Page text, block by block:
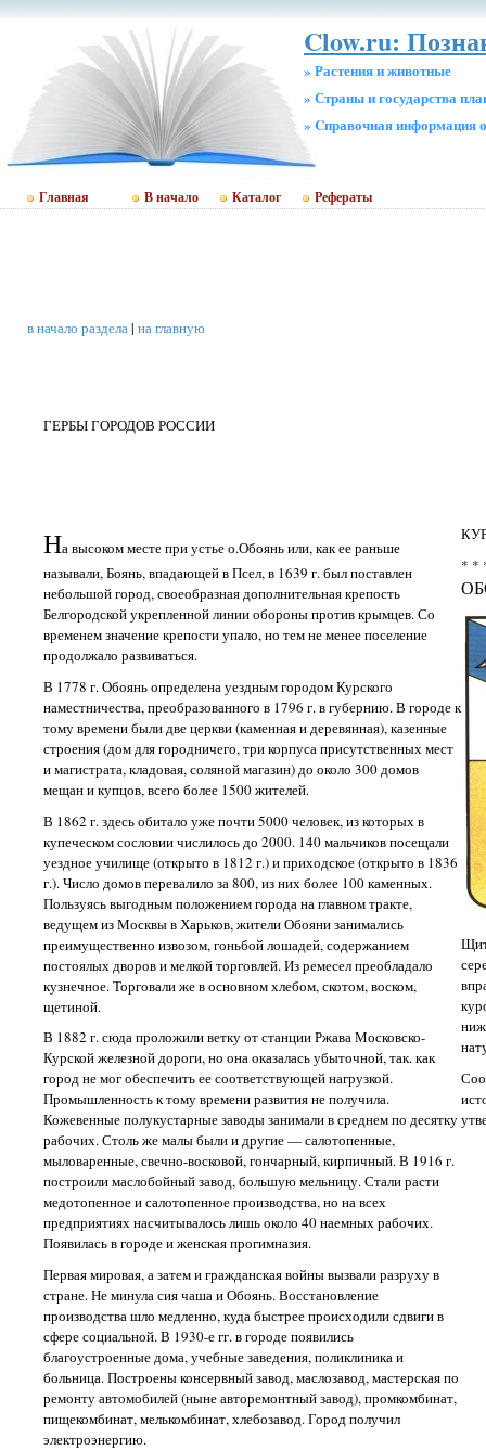
Clow.ru:
» Растения и животные
» Страны и государства
» Cправочная информация
Главная В начало Каталог Рефераты
в начало раздела| на главную
ГЕРБЫ ГОРОДОВ РОССИИ
На высоком месте при устье о.Обоянь или, как ее раньше
называли, Боянь, впадающей в Псел, в 1639 г. был поставлен
небольшой город, своеобразная дополнительная крепость
Белгородской укрепленной линии обороны против крымцев. Со
временем значение крепости упало, но тем не менее поселение
продолжало развиваться.
В 1778 г. Обоянь определена уездным городом Курского
наместничества, преобразованного в 1796 г. в губернию. В городе к
тому времени были две церкви (каменная и деревянная), казенные
строения (дом для городничего, три корпуса присутственных мест
и магистрата, кладовая, соляной магазин) до около 300 домов
мещан и купцов, всего более 1500 жителей.
В 1862 г. здесь обитало уже почти 5000 человек, из которых в
купеческом сословии числилось до 2000. 140 мальчиков посещали
уездное училище (открыто в 1812 г.) и приходское (открыто в 1836
г.). Число домов перевалило за 800, из них более 100 каменных.
Пользуясь выгодным положением города на главном тракте,
ведущем из Москвы в Харьков, жители Обояни занимались
преимущественно извозом, гоньбой лошадей, содержанием
постоялых дворов и мелкой торговлей. Из ремесел преобладало
кузнечное. Торговали же в основном хлебом, скотом, воском,
щетиной.
В 1882 г. сюда проложили ветку от станции Ржава Московско-
Курской железной дороги, но она оказалась убыточной, так. как
город не мог обеспечить ее соответствующей нагрузкой.
Промышленность к тому времени развития не получила.
Кожевенные полукустарные заводы занимали в среднем по десятку
рабочих. Столь же малы были и другие — салотопенные,
мыловаренные, свечно-восковой, гончарный, кирпичный. В 1916 г.
построили маслобойный завод, большую мельницу. Стали расти
медотопенное и салотопенное производства, но на всех
предприятиях насчитывалось лишь около 40 наемных рабочих.
Появилась в городе и женская прогимназия.
Первая мировая, а затем и гражданская войны вызвали разруху в
стране. Не минула сия чаша и Обоянь. Восстановление
производства шло медленно, куда быстрее происходили сдвиги в
сфере социальной. В 1930-е гг. в городе появились
благоустроенные дома, учебные заведения, поликлиника и
больница. Построены консервный завод, маслозавод, мастерская по
ремонту автомобилей (ныне авторемонтный завод), промкомбинат,
пищекомбинат, мелькомбинат, хлебозавод. Город получил
электроэнергию.
* *